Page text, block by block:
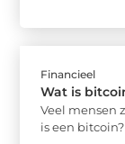
Financieel
Wat is
Veel mensen
is een